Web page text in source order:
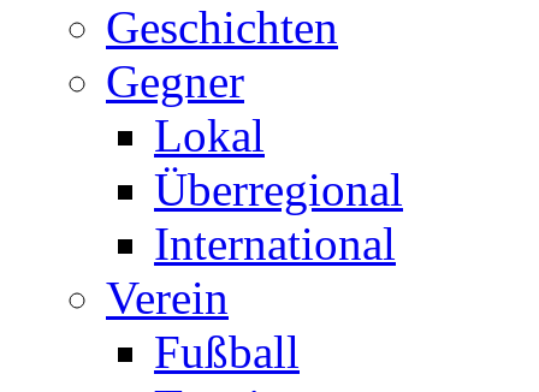
Geschichten
Gegner
Lokal
Überregional
International
Verein
Fußball